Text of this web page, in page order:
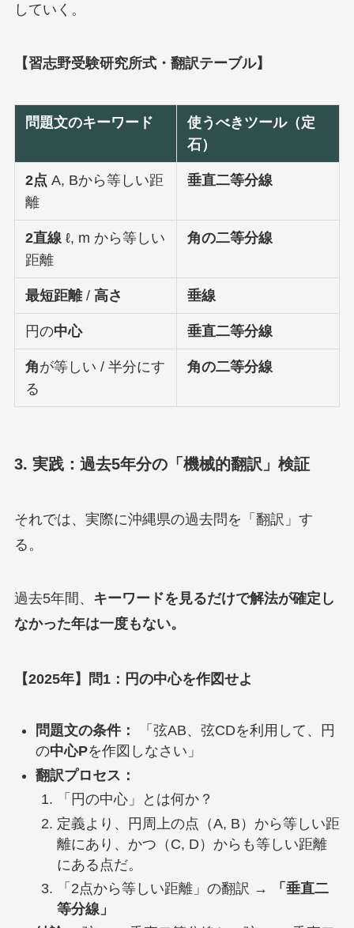
していく。
【習志野受験研究所式・翻訳テーブル】
問題文のキーワード
使うべきツール（定
石）
2点 A, Bから等しい距
離
垂直二等分線
2直線 ℓ, m から等しい
距離
角の二等分線
最短距離/高さ 垂線
円の中心 垂直二等分線
角が等しい / 半分にす
る
角の二等分線
3. 実践：過去5年分の「機械的翻訳」検証
それでは、実際に沖縄県の過去問を「翻訳」す
る。
過去5年間、 キーワードを見るだけで解法が確定し
なかった年は一度もない。
【2025年】問1：円の中心を作図せよ
問題文の条件：
「弦AB、弦CDを利用して、円
の中心Pを作図しなさい」
翻訳プロセス：
「円の中心」とは何か？
定義より、円周上の点（A, B）から等しい距
離にあり、かつ（C, D）からも等しい距離
にある点だ。
「2点から等しい距離」の翻訳 →
「垂直二
等分線」